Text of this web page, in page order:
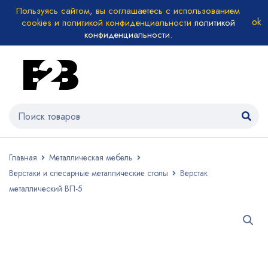
Пользуясь сайтом, вы соглашаетесь с использованием
cookies и политикой конфиденциальности политикой
конфиденциальности.
Главная
Металлическая мебель
Верстаки и слесарные металлические столы
Верстак
металлический ВП-5